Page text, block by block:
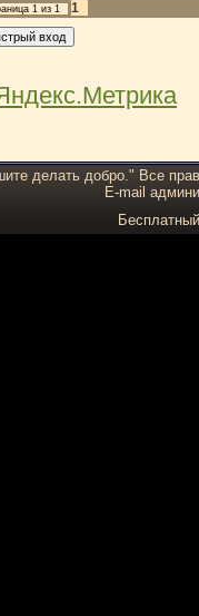
1 из 1 1
делать добро." Все
E-mail